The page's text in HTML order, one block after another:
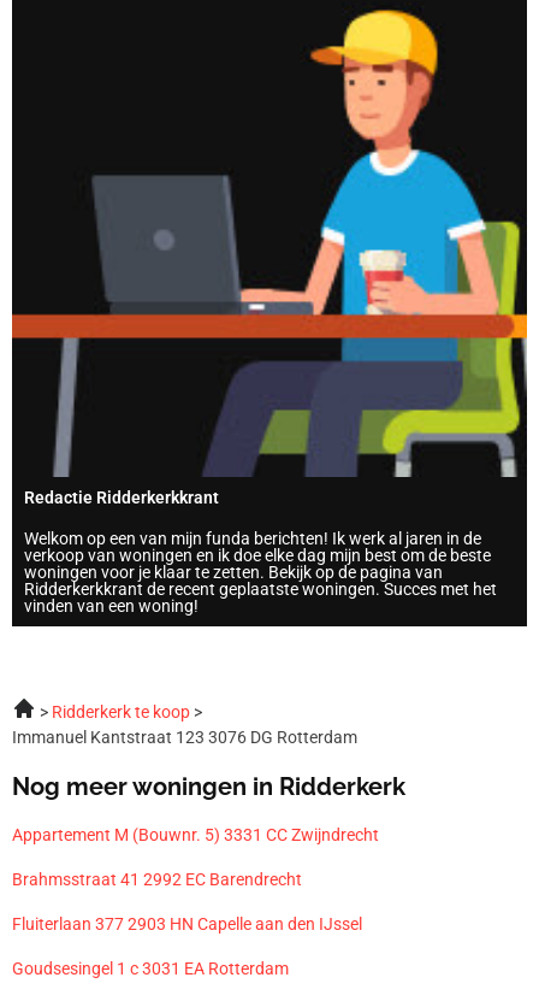
Redactie Ridderkerkkrant
Welkom op een van mijn funda berichten! Ik werk al jaren in de
verkoop van woningen en ik doe elke dag mijn best om de beste
woningen voor je klaar te zetten. Bekijk op de pagina van
Ridderkerkkrant de recent geplaatste woningen. Succes met het
vinden van een woning!
Ridderkerk te koop
Immanuel Kantstraat 123 3076 DG Rotterdam
Nog meer woningen in Ridderkerk
Appartement M (Bouwnr. 5) 3331 CC Zwijndrecht
Brahmsstraat 41 2992 EC Barendrecht
Fluiterlaan 377 2903 HN Capelle aan den IJssel
Goudsesingel 1 c 3031 EA Rotterdam